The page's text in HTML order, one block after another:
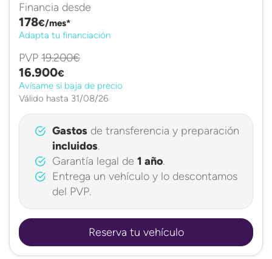
Financia desde
178€/mes*
Adapta tu financiación
PVP 19.200€
16.900€
Avísame si baja de precio
Válido hasta 31/08/26
Gastosde transferencia y preparación
incluidos.
Garantía legal de 1 año.
Entrega un vehículo y lo descontamos
del PVP.
Reserva tu vehículo